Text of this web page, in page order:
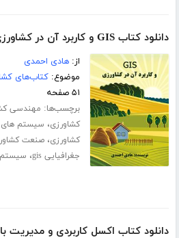
دانلود کتاب GIS و کاربرد آن در کشاورزی
از:هادی احمدی
موضوع:کتاب‌های
۵۱ صفحه
برچسب‌ها: مهندسی
کشاورزی، سیستم های
کشاورزی،صنعت
جغرافیایی gis
، سیستم
دانلود کتاب اکسل کاربردی و مدیریت